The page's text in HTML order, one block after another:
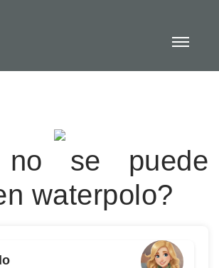
no se puede
waterpolo?